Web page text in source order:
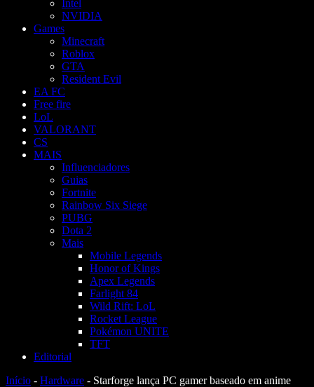
Intel
NVIDIA
Games
Minecraft
Roblox
GTA
Resident Evil
EA FC
Free fire
LoL
VALORANT
CS
MAIS
Influenciadores
Guias
Fortnite
Rainbow Six Siege
PUBG
Dota 2
Mais
Mobile Legends
Honor of Kings
Apex Legends
Farlight 84
Wild Rift: LoL
Rocket League
Pokémon UNITE
TFT
Editorial
Início - Hardware - Starforge lança PC gamer baseado em anime